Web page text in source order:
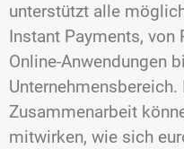
unterstützt alle
Instant Payments, von
Online-Anwendungen
Zusammenarbeit
mitwirken, wie sich